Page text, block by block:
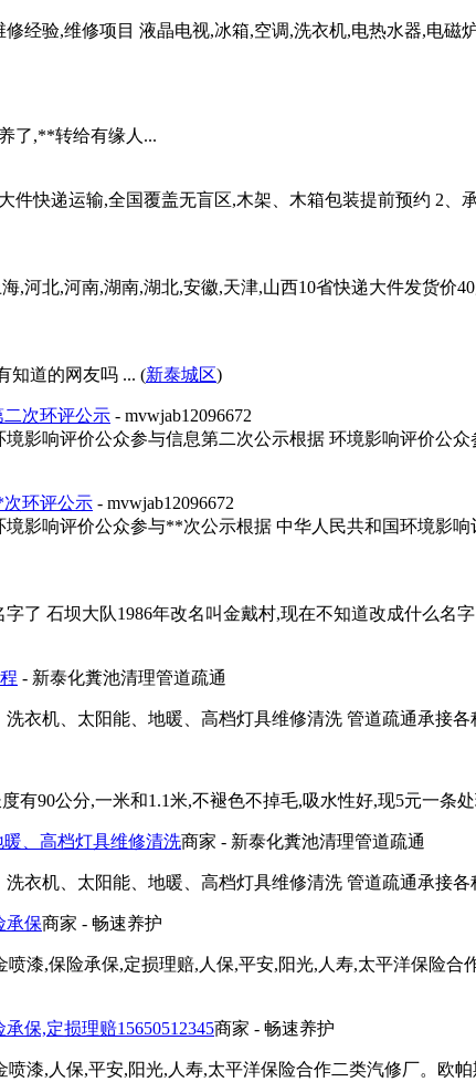
经验,维修项目 液晶电视,冰箱,空调,洗衣机,电热水器,电
了,**转给有缘人...
件快递运输,全国覆盖无盲区,木架、木箱包装提前预约 2
,河北,河南,湖南,湖北,安徽,天津,山西10省快递大件发货价
知道的网友吗 ... (新泰城区)
次环评公示 - mvwjab12096672
影响评价公众参与信息第二次公示根据 环境影响评价公
环评公示 - mvwjab12096672
影响评价公众参与**次公示根据 中华人民共和国环境影
了 石坝大队1986年改名叫金戴村,现在不知道改成什么名
- 新泰化糞池清理管道疏通
衣机、太阳能、地暖、高档灯具维修清洗 管道疏通承接各
有90公分,一米和1.1米,不褪色不掉毛,吸水性好,现5元一条
、高档灯具维修清洗商家 - 新泰化糞池清理管道疏通
衣机、太阳能、地暖、高档灯具维修清洗 管道疏通承接各
承保商家 - 畅速养护
漆,保险承保,定损理赔,人保,平安,阳光,人寿,太平洋保险
保,定损理赔15650512345商家 - 畅速养护
漆,人保,平安,阳光,人寿,太平洋保险合作二类汽修厂。欧